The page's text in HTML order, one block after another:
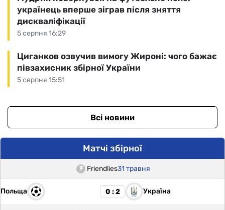
5 серпня 16:29
українець вперше зіграв після зняття
дискваліфікації
5 серпня 15:51
Циганков озвучив вимогу Жироні: чого бажає
півзахисник збірної України
Всі новини
Матчі збірної
Friendlies31 травня
Польща 0 : 2 Україна